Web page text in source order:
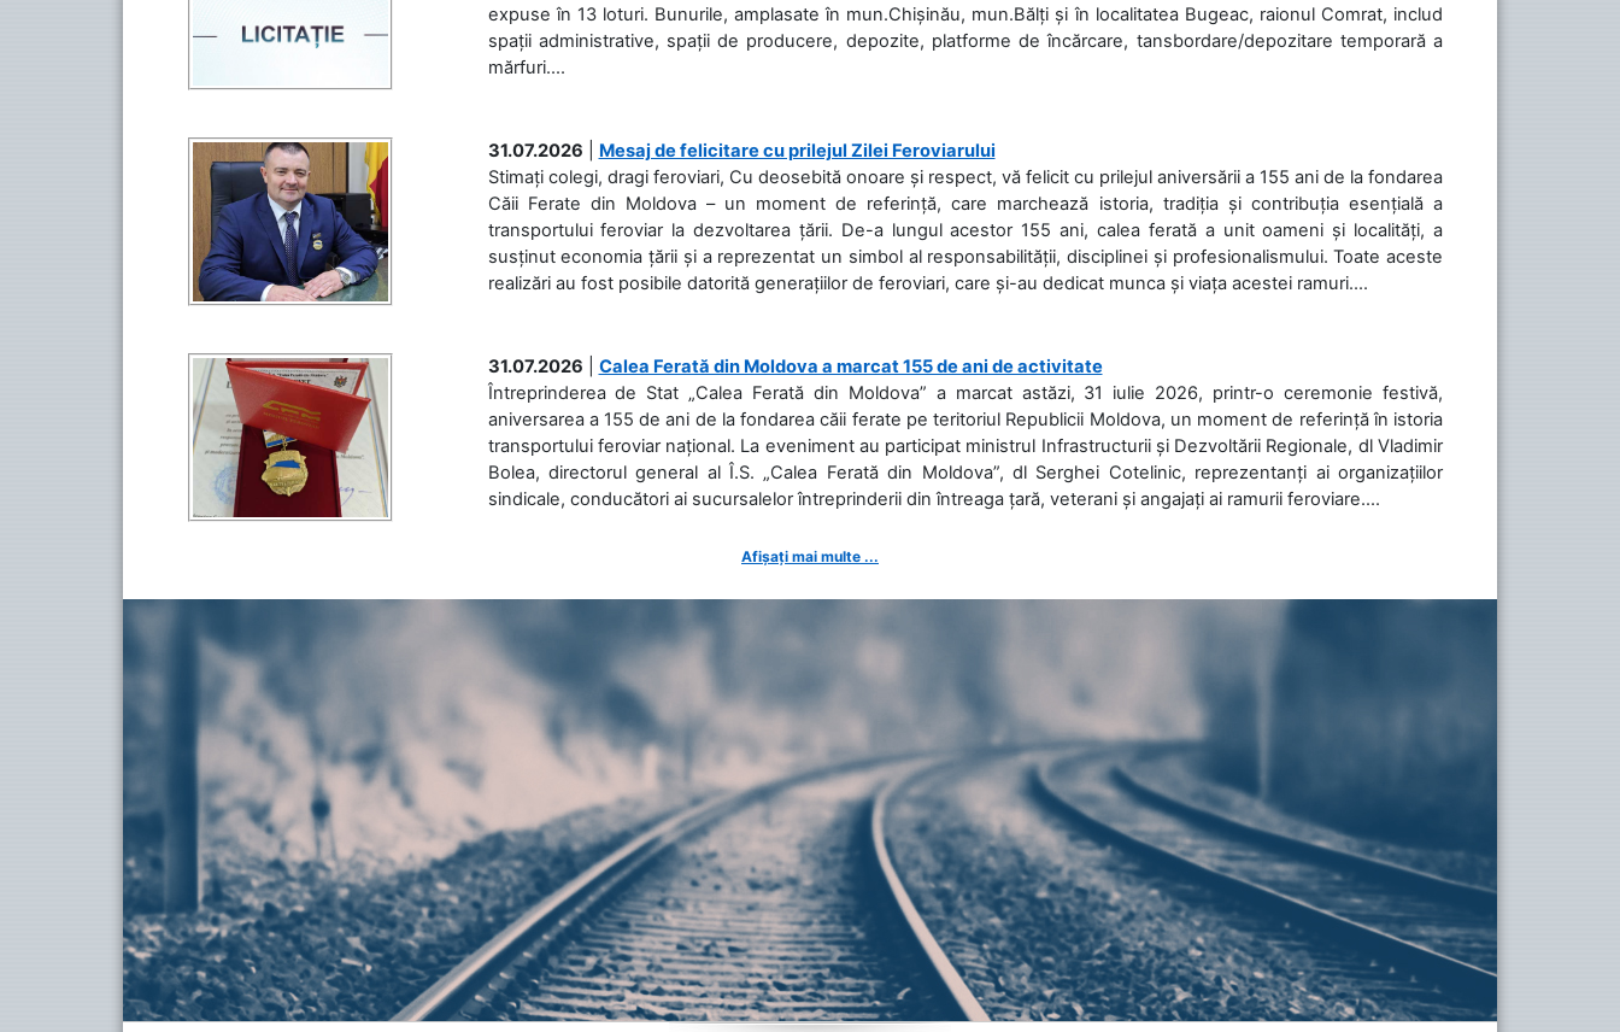
expuse în 13 loturi. Bunurile, amplasate în mun.Chișinău, mun.Bălți și în localitatea Bugeac, raionul Comrat, includ
spații administrative, spații de producere, depozite, platforme de încărcare, tansbordare/depozitare temporară a
mărfuri....
31.07.2026
Mesaj de felicitare cu prilejul Zilei Feroviarului
Stimați colegi, dragi feroviari, Cu deosebită onoare și respect, vă felicit cu prilejul aniversării a 155 ani de la fondarea
Căii Ferate din Moldova – un moment de referință, care marchează istoria, tradiția și contribuția esențială a
transportului feroviar la dezvoltarea țării. De-a lungul acestor 155 ani, calea ferată a unit oameni și localități, a
susținut economia țării și a reprezentat un simbol al responsabilității, disciplinei și profesionalismului. Toate aceste
realizări au fost posibile datorită generațiilor de feroviari, care și-au dedicat munca și viața acestei ramuri....
31.07.2026
Calea Ferată din Moldova a marcat 155 de ani de activitate
Întreprinderea de Stat „Calea Ferată din Moldova” a marcat astăzi, 31 iulie 2026, printr-o ceremonie festivă,
aniversarea a 155 de ani de la fondarea căii ferate pe teritoriul Republicii Moldova, un moment de referință în istoria
transportului feroviar național. La eveniment au participat ministrul Infrastructurii și Dezvoltării Regionale, dl Vladimir
Bolea, directorul general al Î.S. „Calea Ferată din Moldova”, dl Serghei Cotelinic, reprezentanți ai organizațiilor
sindicale, conducători ai sucursalelor întreprinderii din întreaga țară, veterani și angajați ai ramurii feroviare....
Afișați mai multe ...